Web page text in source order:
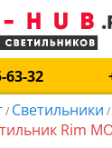
63-32
/ Светильники /
Rim